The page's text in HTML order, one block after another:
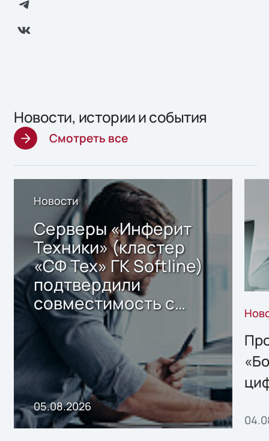
Новости, истории и события
Смотреть все
Новости
Серверы «Инферит
Техники» (кластер
«СФ Тех» ГК Softline)
подтвердили
совместимость с
решением Sharx
Storage 2.x для
хранения данных
05.08.2026